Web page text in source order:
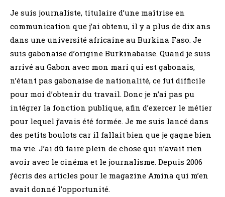
Je suis journaliste, titulaire d’une maîtrise en
communication que j’ai obtenu, il y a plus de dix ans
dans une université africaine au Burkina Faso. Je
suis gabonaise d’origine Burkinabaise. Quand je suis
arrivé au Gabon avec mon mari qui est gabonais,
n’étant pas gabonaise de nationalité, ce fut difficile
pour moi d’obtenir du travail. Donc je n’ai pas pu
intégrer la fonction publique, afin d’exercer le métier
pour lequel j’avais été formée. Je me suis lancé dans
des petits boulots car il fallait bien que je gagne bien
ma vie. J’ai dû faire plein de chose qui n’avait rien
avoir avec le cinéma et le journalisme. Depuis 2006
j’écris des articles pour le magazine Amina qui m’en
avait donné l’opportunité.